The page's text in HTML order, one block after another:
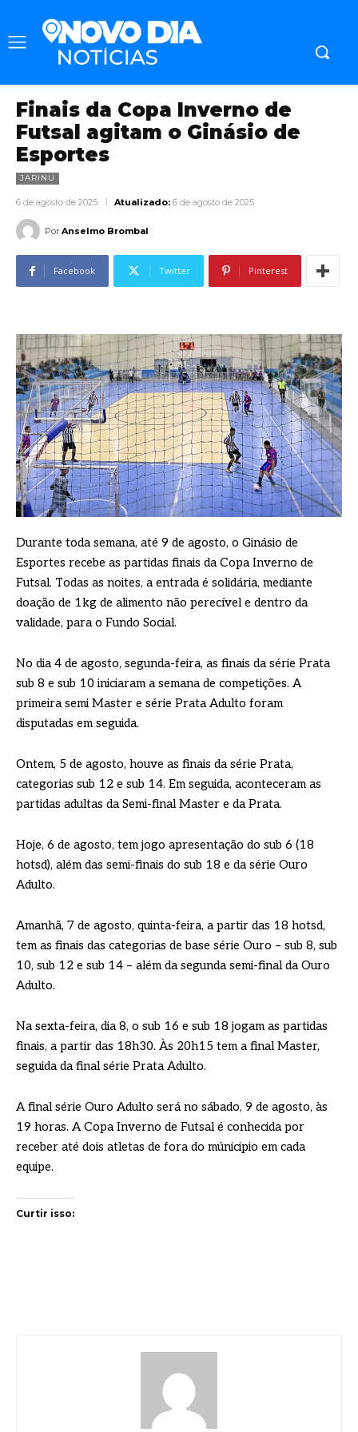
Finais da Copa Inverno de
Futsal agitam o Ginásio de
Esportes
JARINU
6 de agosto de 2025 Atualizado: 6 de agosto de 2025
Por Anselmo Brombal
Facebook Twitter Pinterest
Durante toda semana, até 9 de agosto, o Ginásio de
Esportes recebe as partidas finais da Copa Inverno de
Futsal. Todas as noites, a entrada é solidária, mediante
doação de 1kg de alimento não perecível e dentro da
validade, para o Fundo Social.
No dia 4 de agosto, segunda-feira, as finais da série Prata
sub 8 e sub 10 iniciaram a semana de competições. A
primeira semi Master e série Prata Adulto foram
disputadas em seguida.
Ontem, 5 de agosto, houve as finais da série Prata,
categorias sub 12 e sub 14. Em seguida, aconteceram as
partidas adultas da Semi-final Master e da Prata.
Hoje, 6 de agosto, tem jogo apresentação do sub 6 (18
hotsd), além das semi-finais do sub 18 e da série Ouro
Adulto.
Amanhã, 7 de agosto, quinta-feira, a partir das 18 hotsd,
tem as finais das categorias de base série Ouro – sub 8, sub
10, sub 12 e sub 14 – além da segunda semi-final da Ouro
Adulto.
Na sexta-feira, dia 8, o sub 16 e sub 18 jogam as partidas
finais, a partir das 18h30. Às 20h15 tem a final Master,
seguida da final série Prata Adulto.
A final série Ouro Adulto será no sábado, 9 de agosto, às
19 horas. A Copa Inverno de Futsal é conhecida por
receber até dois atletas de fora do múnicipio em cada
equipe.
Curtir isso: